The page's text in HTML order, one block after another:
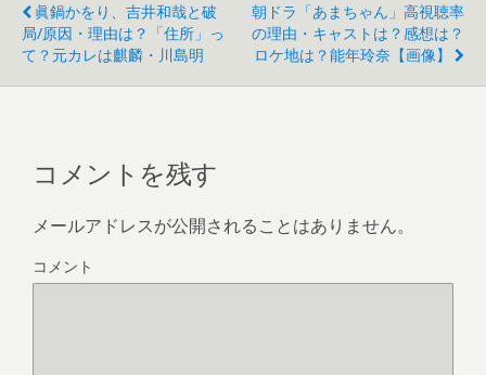
眞鍋かをり、吉井和哉と破
局/原因・理由は？「住所」っ
て？元カレは麒麟・川島明
朝ドラ「あまちゃん」高視聴率
の理由・キャストは？感想は？
ロケ地は？能年玲奈【画像】
コメントを残す
メールアドレスが公開されることはありません。
コメント